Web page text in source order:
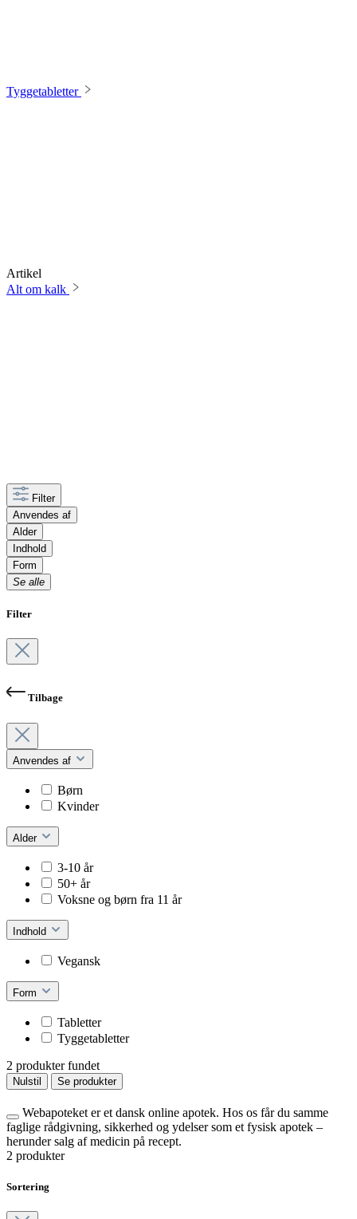
Tyggetabletter
Artikel
Alt om kalk
Filter
Anvendes af
Alder
Indhold
Form
Se alle
Filter
Tilbage
Anvendes af
Børn
Kvinder
Alder
3-10 år
50+ år
Voksne og børn fra 11 år
Indhold
Vegansk
Form
Tabletter
Tyggetabletter
2 produkter fundet
Nulstil Se produkter
Webapoteket er et dansk online apotek. Hos os får du samme
faglige rådgivning, sikkerhed og ydelser som et fysisk apotek –
herunder salg af medicin på recept.
2 produkter
Sortering